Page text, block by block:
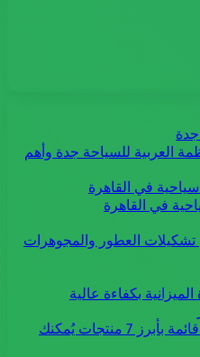
العربية للسياحة جدة وأهم
تشكيلات العطور والمجوهرات
بكفاءة عالية
الأشياء الرخيصة في مصر .. قائمة بأبرز 7 منتجات يُمكنك